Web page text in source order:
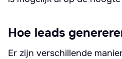
Hoe leads
Er zijn verschillende